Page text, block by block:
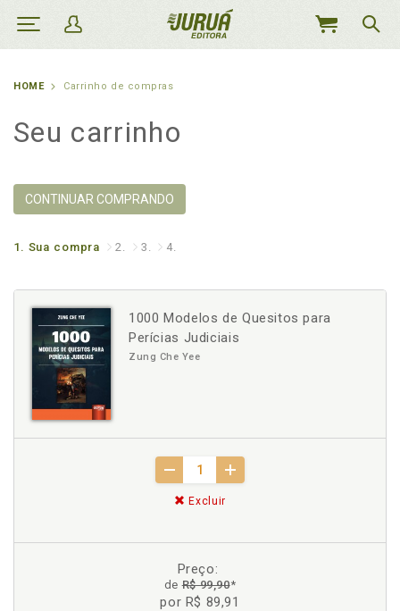
MEU
HOME Carrinho de compras
Seu carrinho
CONTINUAR COMPRANDO
1. Sua compra 2. 3. 4.
1000 Modelos de Quesitos para
Perícias Judiciais
Zung Che Yee
Excluir
Preço:
deR$ 99,90*
por R$ 89,91